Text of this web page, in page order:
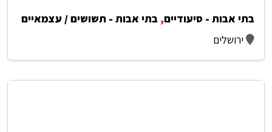
בתי אבות - סיעודיים, בתי אבות - תשושים / עצמאיים
ירושלים